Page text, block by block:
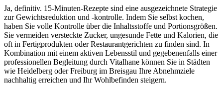
Ja, definitiv. 15-Minuten-Rezepte sind eine ausgezeichnete Strategie
zur Gewichtsreduktion und -kontrolle. Indem Sie selbst kochen,
haben Sie volle Kontrolle über die Inhaltsstoffe und Portionsgrößen.
Sie vermeiden versteckte Zucker, ungesunde Fette und Kalorien, die
oft in Fertigprodukten oder Restaurantgerichten zu finden sind. In
Kombination mit einem aktiven Lebensstil und gegebenenfalls einer
professionellen Begleitung durch Vitalhane können Sie in Städten
wie Heidelberg oder Freiburg im Breisgau Ihre Abnehmziele
nachhaltig erreichen und Ihr Wohlbefinden steigern.